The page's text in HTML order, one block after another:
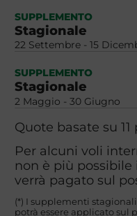
SUPPLEMENTO
Stagionale
22 Settembre - 15
SUPPLEMENTO
Stagionale
2 Maggio - 30 Giugno
Quote basate su
Per alcuni voli
non è più
verrà pagato sul
(*) I supplementi
potrà essere applicato sul